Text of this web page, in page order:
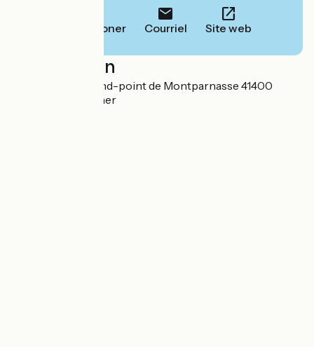
Téléphoner Courriel Site web
Localisation
SAS SPIREA 1 Rond-point de Montparnasse 41400
Faverolles-sur-Cher